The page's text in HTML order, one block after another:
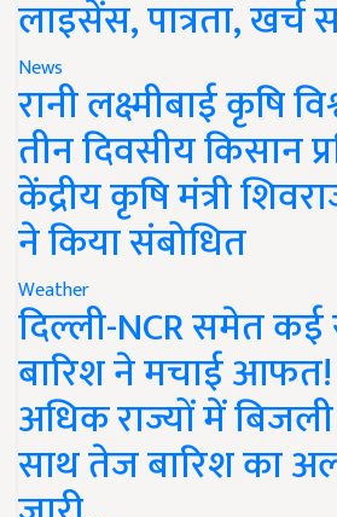
लाइसेंस, पात्रता,
News
रानी लक्ष्मीबाई कृषि
तीन दिवसीय किसान
केंद्रीय कृषि मंत्री
ने किया संबोधित
Weather
दिल्ली-NCR समेत कई
बारिश ने मचाई
अधिक राज्यों में
साथ तेज बारिश का